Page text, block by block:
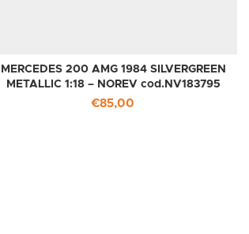
MERCEDES 200 AMG 1984 SILVERGREEN
METALLIC 1:18 – NOREV cod.NV183795
€85,00